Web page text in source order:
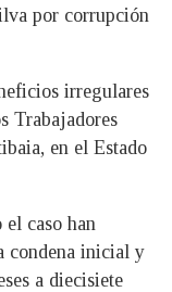
por corrupción
irregulares
Trabajadores
en el Estado
caso han
condena inicial y
a diecisiete